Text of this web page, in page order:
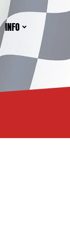
INFO